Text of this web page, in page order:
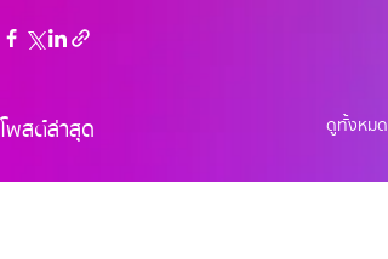
โพสต์ล่าสุด ดูทั้งหมด